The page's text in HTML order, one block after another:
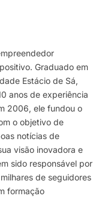
Graduado em
Estácio de Sá,
anos de experiência
2006, ele fundou o
o objetivo de
notícias de
visão inovadora e
sido responsável por
de seguidores
formação